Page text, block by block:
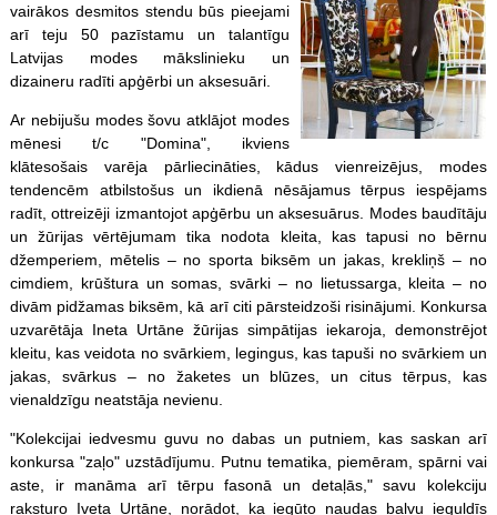
vairākos desmitos stendu būs pieejami
arī teju 50 pazīstamu un talantīgu
Latvijas modes mākslinieku un
dizaineru radīti apģērbi un aksesuāri.
Ar nebijušu modes šovu atklājot modes
mēnesi t/c "Domina", ikviens
klātesošais varēja pārliecināties, kādus vienreizējus, modes
tendencēm atbilstošus un ikdienā nēsājamus tērpus iespējams
radīt, ottreizēji izmantojot apģērbu un aksesuārus. Modes baudītāju
un žūrijas vērtējumam tika nodota kleita, kas tapusi no bērnu
džemperiem, mētelis – no sporta biksēm un jakas, krekliņš – no
cimdiem, krūštura un somas, svārki – no lietussarga, kleita – no
divām pidžamas biksēm, kā arī citi pārsteidzoši risinājumi. Konkursa
uzvarētāja Ineta Urtāne žūrijas simpātijas iekaroja, demonstrējot
kleitu, kas veidota no svārkiem, legingus, kas tapuši no svārkiem un
jakas, svārkus – no žaketes un blūzes, un citus tērpus, kas
vienaldzīgu neatstāja nevienu.
"Kolekcijai iedvesmu guvu no dabas un putniem, kas saskan arī
konkursa "zaļo" uzstādījumu. Putnu tematika, piemēram, spārni vai
aste, ir manāma arī tērpu fasonā un detaļās," savu kolekciju
raksturo Iveta Urtāne, norādot, ka iegūto naudas balvu ieguldīs